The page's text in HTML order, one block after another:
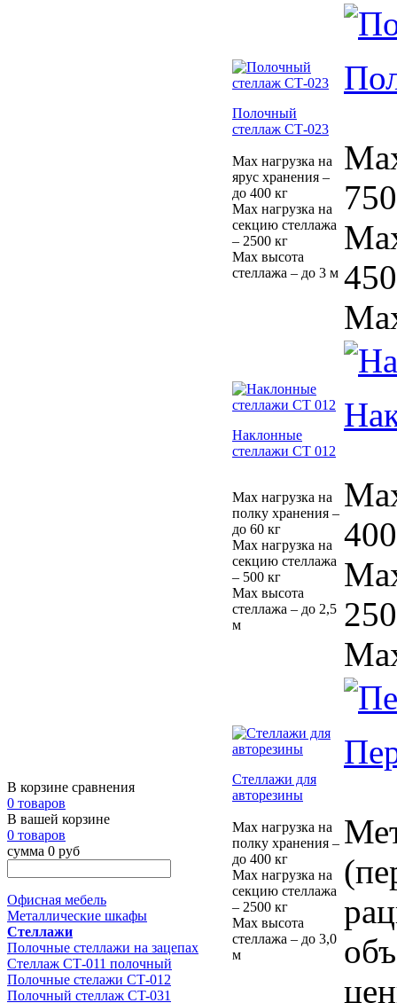
В корзине сравнения
0 товаров
В вашей корзине
0 товаров
сумма 0 руб
Офисная мебель
Металлические шкафы
Стеллажи
Полочные стеллажи на зацепах
Стеллаж СТ-011 полочный
Полочные стелажи СТ-012
Полочный стеллаж CT-031
Полочный
стеллаж СТ-023
Max нагрузка на
ярус хранения –
до 400 кг
Max нагрузка на
секцию стеллажа
– 2500 кг
Max высота
стеллажа – до 3 м
Наклонные
стеллажи СТ 012
Max нагрузка на
полку хранения –
до 60 кг
Max нагрузка на
секцию стеллажа
– 500 кг
Max высота
стеллажа – до 2,5
м
Стеллажи для
авторезины
Max нагрузка на
полку хранения –
до 400 кг
Max нагрузка на
секцию стеллажа
– 2500 кг
Max высота
стеллажа – до 3,0
м